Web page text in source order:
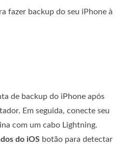
fazer backup do seu iPhone à
de backup do iPhone após
Em seguida, conecte seu
com um cabo Lightning.
do iOS botão para detectar